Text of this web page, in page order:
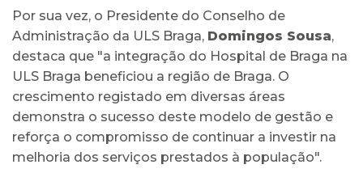
Por sua vez, o Presidente do Conselho de
Administração da ULS Braga, Domingos Sousa,
destaca que "a integração do Hospital de Braga na
ULS Braga beneficiou a região de Braga. O
crescimento registado em diversas áreas
demonstra o sucesso deste modelo de gestão e
reforça o compromisso de continuar a investir na
melhoria dos serviços prestados à população".